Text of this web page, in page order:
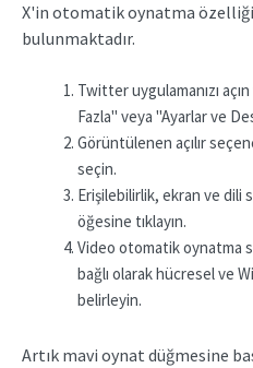
X'in otomatik oynatma
bulunmaktadır.
Twitter uygulamanızı
Fazla" veya "Ayarlar ve
Görüntülenen açılır
seçin.
Erişilebilirlik, ekran ve dili
öğesine tıklayın.
Video otomatik oynatma
bağlı olarak hücresel ve
belirleyin.
Artık mavi oynat düğmesine